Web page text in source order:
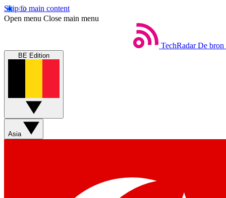
Skip to main content
Open menu Close main menu
TechRadar De bron
BE Edition
Asia